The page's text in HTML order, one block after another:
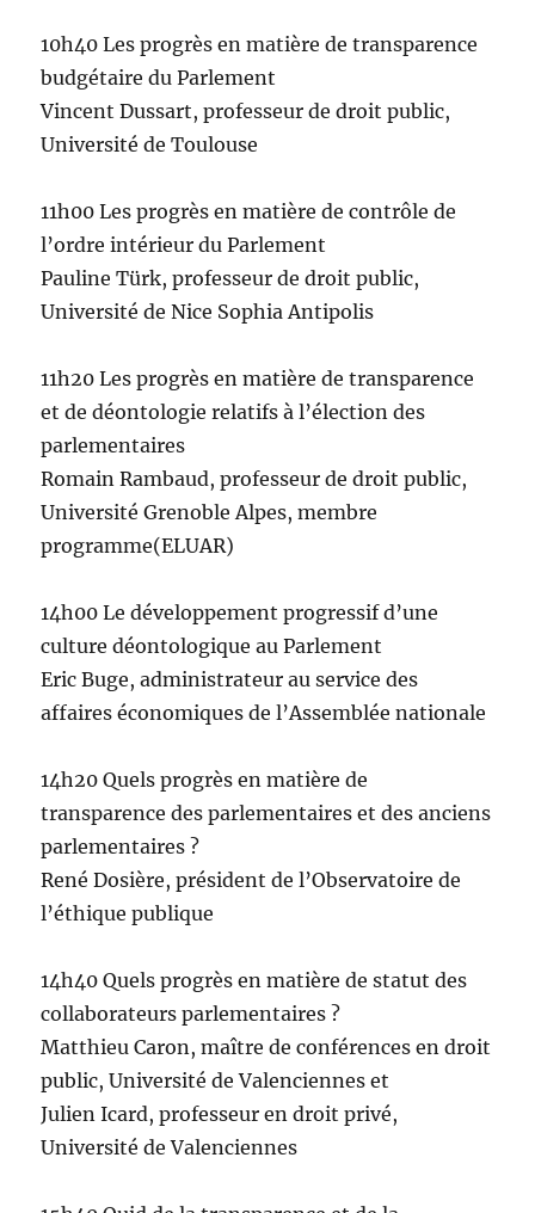
10h40 Les progrès en matière de transparence
budgétaire du Parlement
Vincent Dussart, professeur de droit public,
Université de Toulouse
11h00 Les progrès en matière de contrôle de
l’ordre intérieur du Parlement
Pauline Türk, professeur de droit public,
Université de Nice Sophia Antipolis
11h20 Les progrès en matière de transparence
et de déontologie relatifs à l’élection des
parlementaires
Romain Rambaud, professeur de droit public,
Université Grenoble Alpes, membre
programme(ELUAR)
14h00 Le développement progressif d’une
culture déontologique au Parlement
Eric Buge, administrateur au service des
affaires économiques de l’Assemblée nationale
14h20 Quels progrès en matière de
transparence des parlementaires et des anciens
parlementaires ?
René Dosière, président de l’Observatoire de
l’éthique publique
14h40 Quels progrès en matière de statut des
collaborateurs parlementaires ?
Matthieu Caron, maître de conférences en droit
public, Université de Valenciennes et
Julien Icard, professeur en droit privé,
Université de Valenciennes